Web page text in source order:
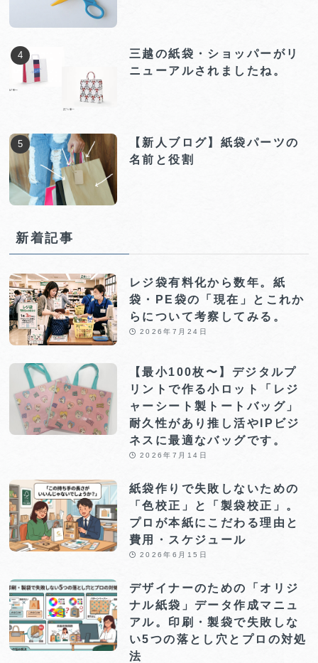
三越の紙袋・ショッパーがリ
ニューアルされましたね。
【新人ブログ】紙袋パーツの
名前と役割
新着記事
レジ袋有料化から数年。紙
袋・PE袋の「現在」とこれか
らについて考察してみる。
2026年7月24日
【最小100枚〜】デジタルプ
リントで作る小ロット「レジ
ャーシート製トートバッグ」
耐久性があり推し活やIPビジ
ネスに最適なバッグです。
2026年7月14日
紙袋作りで失敗しないための
「色校正」と「製袋校正」。
プロが本紙にこだわる理由と
費用・スケジュール
2026年6月15日
デザイナーのための「オリジ
ナル紙袋」データ作成マニュ
アル。印刷・製袋で失敗しな
い5つの落とし穴とプロの対処
法